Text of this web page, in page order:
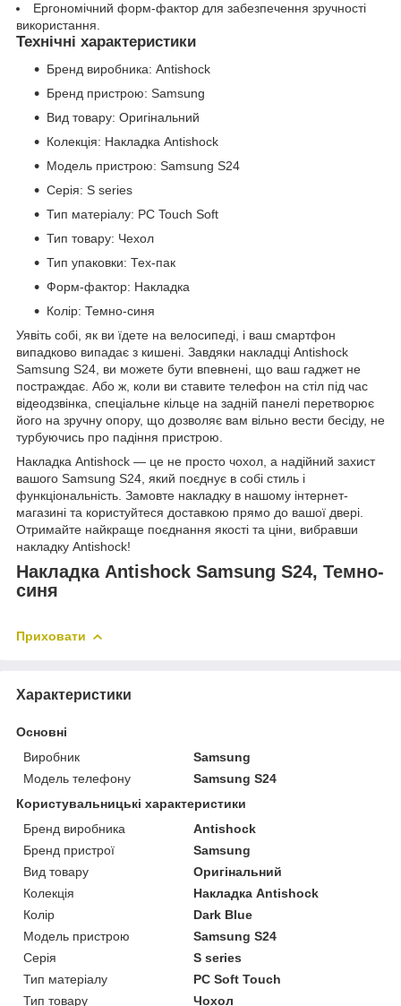
Ергономічний форм-фактор для забезпечення зручності
використання.
Технічні характеристики
Бренд виробника: Antishock
Бренд пристрою: Samsung
Вид товару: Оригінальний
Колекція: Накладка Antishock
Модель пристрою: Samsung S24
Серія: S series
Тип матеріалу: PC Touch Soft
Тип товару: Чехол
Тип упаковки: Тех-пак
Форм-фактор: Накладка
Колір: Темно-синя
Уявіть собі, як ви їдете на велосипеді, і ваш смартфон
випадково випадає з кишені. Завдяки накладці Antishock
Samsung S24, ви можете бути впевнені, що ваш гаджет не
постраждає. Або ж, коли ви ставите телефон на стіл під час
відеодзвінка, спеціальне кільце на задній панелі перетворює
його на зручну опору, що дозволяє вам вільно вести бесіду, не
турбуючись про падіння пристрою.
Накладка Antishock — це не просто чохол, а надійний захист
вашого Samsung S24, який поєднує в собі стиль і
функціональність. Замовте накладку в нашому інтернет-
магазині та користуйтеся доставкою прямо до вашої двері.
Отримайте найкраще поєднання якості та ціни, вибравши
накладку Antishock!
Накладка Antishock Samsung S24, Темно-
синя
Приховати
Характеристики
Основні
Виробник
Samsung
Модель телефону
Samsung S24
Користувальницькі характеристики
Бренд виробника
Antishock
Бренд пристрої
Samsung
Вид товару
Оригінальний
Колекція
Накладка Antishock
Колір
Dark Blue
Модель пристрою
Samsung S24
Серія
S series
Тип матеріалу
PC Soft Touch
Тип товару
Чохол